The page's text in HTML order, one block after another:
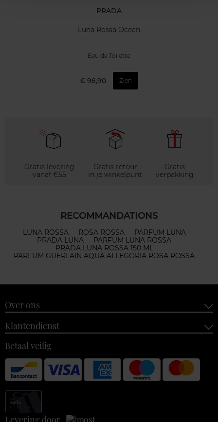
PRADA
Luna Rossa Ocean
Eau de Toilette
€ 96,90 Zien
Gratis levering
vanaf €55
Gratis retour
in je winkelpunt
Gratis
verpakking
RECOMMANDATIONS
LUNA ROSSA ROSA ROSSA
PARFUM LUNA
PRADA LUNA
PARFUM LUNA ROSSA
PRADA LUNA ROSSA 150 ML
PARFUM GUERLAIN AQUA ALLEGORIA ROSA ROSSA
Over ons
Klantendienst
Betaal veilig